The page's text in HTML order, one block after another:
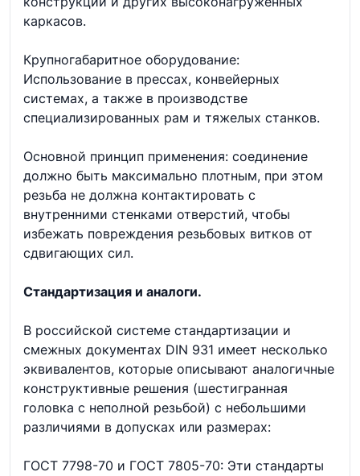
каркасов.
Крупногабаритное оборудование:
Использование в прессах, конвейерных
системах, а также в производстве
специализированных рам и тяжелых станков.
Основной принцип применения: соединение
должно быть максимально плотным, при этом
резьба не должна контактировать с
внутренними стенками отверстий, чтобы
избежать повреждения резьбовых витков от
сдвигающих сил.
Стандартизация и аналоги.
В российской системе стандартизации и
смежных документах DIN 931 имеет несколько
эквивалентов, которые описывают аналогичные
конструктивные решения (шестигранная
головка с неполной резьбой) с небольшими
различиями в допусках или размерах:
ГОСТ 7798-70 и ГОСТ 7805-70: Эти стандарты